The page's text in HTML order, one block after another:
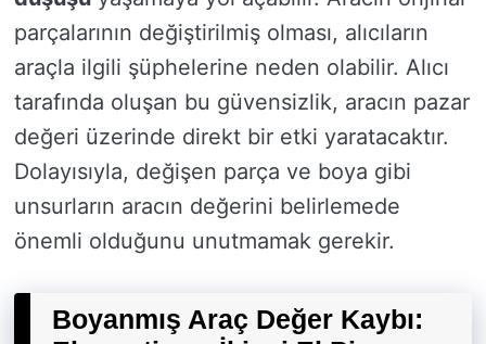
parçalarının değiştirilmiş olması, alıcıların
araçla ilgili şüphelerine neden olabilir. Alıcı
tarafında oluşan bu güvensizlik, aracın pazar
değeri üzerinde direkt bir etki yaratacaktır.
Dolayısıyla, değişen parça ve boya gibi
unsurların aracın değerini belirlemede
önemli olduğunu unutmamak gerekir.
Boyanmış Araç Değer Kaybı: